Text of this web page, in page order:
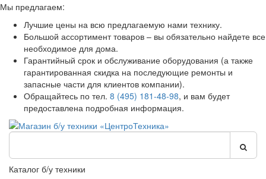
Мы предлагаем:
Лучшие цены на всю предлагаемую нами технику.
Большой ассортимент товаров – вы обязательно найдете все
необходимое для дома.
Гарантийный срок и обслуживание оборудования (а также
гарантированная скидка на последующие ремонты и
запасные части для клиентов компании).
Обращайтесь по тел. 8 (495) 181-48-98, и вам будет
предоставлена подробная информация.
Каталог б/у техники